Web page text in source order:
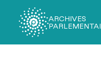
ARCHIVES